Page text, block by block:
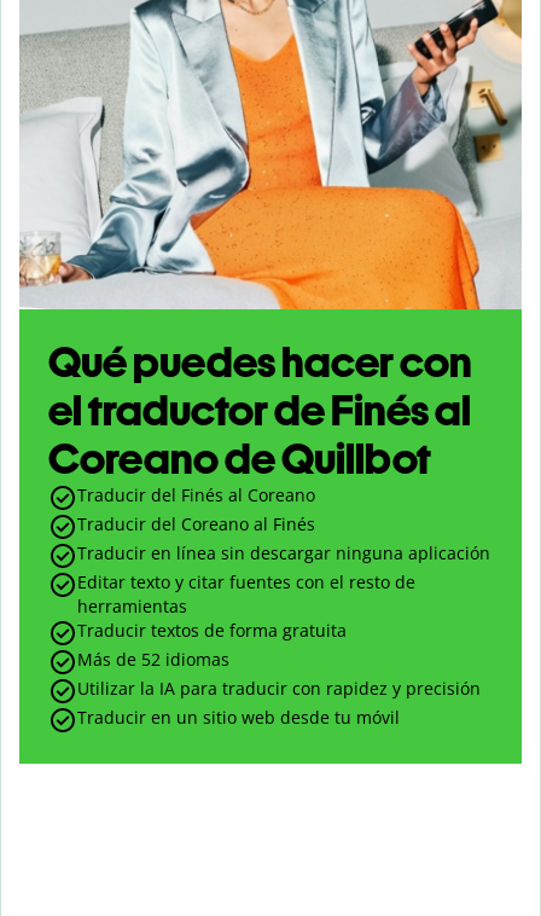
Qué puedes hacer con
el traductor de Finés al
Coreano de Quillbot
Traducir del Finés al Coreano
Traducir del Coreano al Finés
Traducir en línea sin descargar ninguna aplicación
Editar texto y citar fuentes con el resto de
herramientas
Traducir textos de forma gratuita
Más de 52 idiomas
Utilizar la IA para traducir con rapidez y precisión
Traducir en un sitio web desde tu móvil